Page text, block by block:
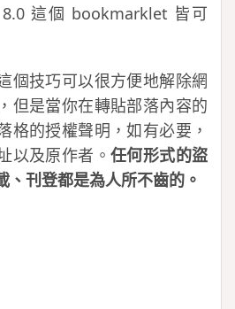
這個 bookmarklet 皆可
個技巧可以很方便地解除網
但是當你在轉貼部落內容的
格的授權聲明，如有必要，
以及原作者。 任何形式的盜
、刊登都是為人所不齒的。